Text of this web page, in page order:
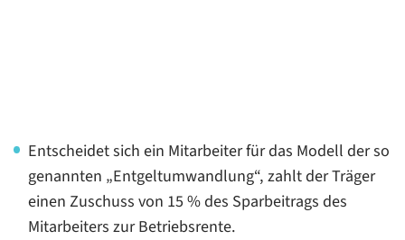
Entscheidet sich ein Mitarbeiter für das Modell der so
genannten „Entgeltumwandlung“, zahlt der Träger
einen Zuschuss von 15 % des Sparbeitrags des
Mitarbeiters zur Betriebsrente.